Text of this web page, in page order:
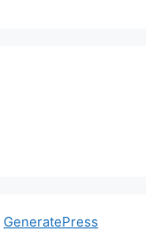
GeneratePress